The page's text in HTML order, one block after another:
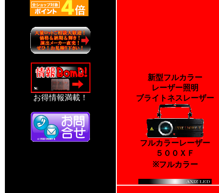
お得情報満載！
新型フルカラー
レーザー照明
ブライトネスレーザー
フルカラーレーザー
５００ＸＦ
※フルカラー